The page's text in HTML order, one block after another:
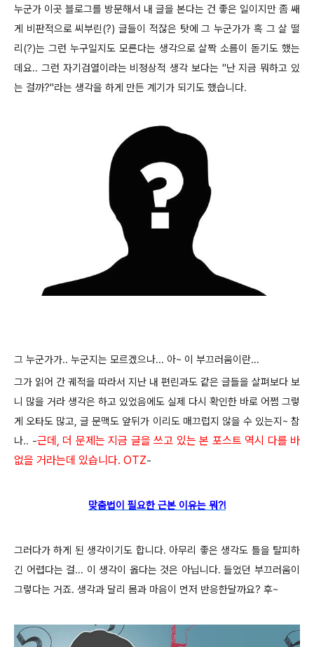
누군가 이곳 블로그를 방문해서 내 글을 본다는 건 좋은 일이지만 좀 쌔
게 비판적으로 씨부린(?) 글들이 적잖은 탓에 그 누군가가 혹 그 살 떨
리(?)는 그런 누구일지도 모른다는 생각으로 살짝 소름이 돋기도 했는
데요.. 그런 자기검열이라는 비정상적 생각 보다는 "난 지금 뭐하고 있
는 걸까?"라는 생각을 하게 만든 계기가 되기도 했습니다.
그 누군가가.. 누군지는 모르겠으나... 아~ 이 부끄러움이란...
그가 읽어 간 궤적을 따라서 지난 내 편린과도 같은 글들을 살펴보다 보
니 많을 거라 생각은 하고 있었음에도 실제 다시 확인한 바로 어쩜 그렇
게 오타도 많고, 글 문맥도 앞뒤가 이리도 매끄럽지 않을 수 있는지~ 참
나.. -근데, 더 문제는 지금 글을 쓰고 있는 본 포스트 역시 다를 바
없을 거라는데 있습니다. OTZ-
맞춤법이 필요한 근본 이유는 뭐?!
그러다가 하게 된 생각이기도 합니다. 아무리 좋은 생각도 틀을 탈피하
긴 어렵다는 걸... 이 생각이 옳다는 것은 아닙니다. 들었던 부끄러움이
그렇다는 거죠. 생각과 달리 몸과 마음이 먼저 반응한달까요? 후~